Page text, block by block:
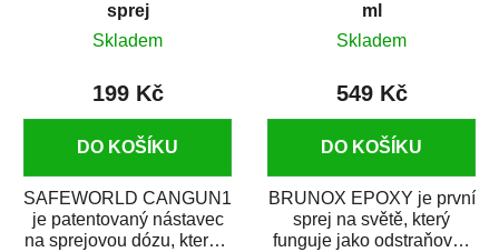
sprej
Skladem
199 Kč
DO KOŠÍKU
SAFEWORLD CANGUN1
je patentovaný nástavec
na sprejovou dózu, který ji
ml
Skladem
549 Kč
DO KOŠÍKU
BRUNOX EPOXY je první
sprej na světě, který
funguje jako odstraňovač